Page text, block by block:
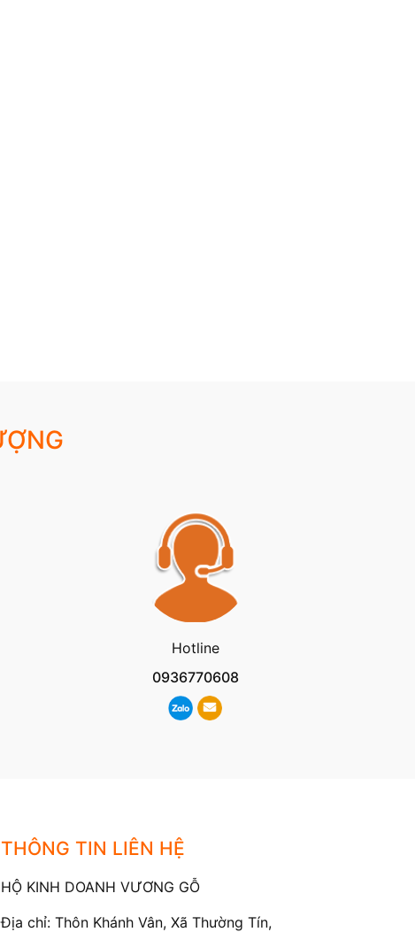
Hotline
0936770608
THÔNG TIN LIÊN HỆ
HỘ KINH DOANH VƯƠNG GỖ
Địa chỉ: Thôn Khánh Vân, Xã Thường Tín,